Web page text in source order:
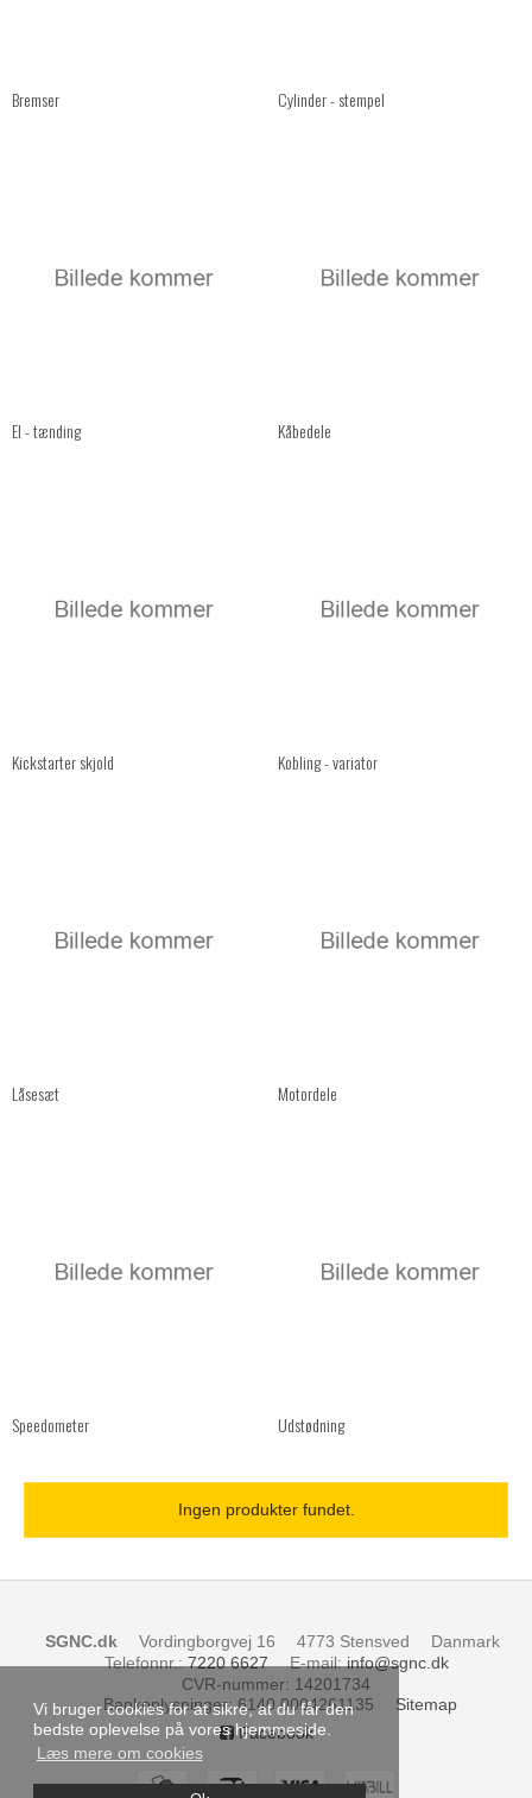
Vi bruger cookies for at sikre, at du får den
bedste oplevelse på vores hjemmeside.
Læs mere om cookies
Bremser Cylinder - stempel
El - tænding Kåbedele
Kickstarter skjold Kobling - variator
Låsesæt Motordele
Speedometer Udstødning
Ingen produkter fundet.
SGNC.dk Vordingborgvej 16 4773 Stensved
Danmark
Telefonnr.: 7220 6627 E-mail: info@sgnc.dk
CVR-nummer: 14201734
Bankoplysninger:6140 0004261135
Sitemap
Facebook